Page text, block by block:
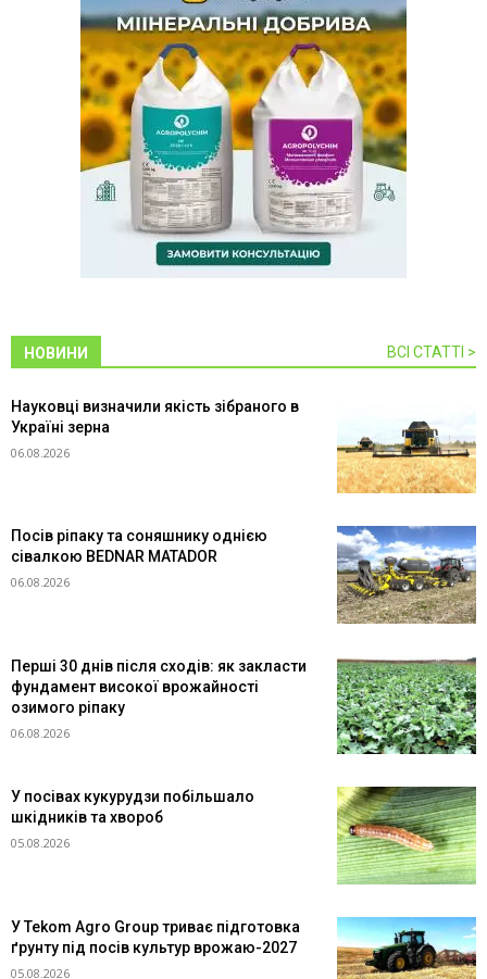
НОВИНИ ВСІ СТАТТІ >
Науковці визначили якість зібраного в
Україні зерна
06.08.2026
Посів ріпаку та соняшнику однією
сівалкою BEDNAR MATADOR
06.08.2026
Перші 30 днів після сходів: як закласти
фундамент високої врожайності
озимого ріпаку
06.08.2026
У посівах кукурудзи побільшало
шкідників та хвороб
05.08.2026
У Tekom Agro Group триває підготовка
ґрунту під посів культур врожаю-2027
05.08.2026